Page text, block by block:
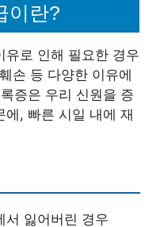
이란?
유로 인해 필요한 경우
손 등 다양한 이유에
증은 우리 신원을 증
에, 빠른 시일 내에 재
서 잃어버린 경우